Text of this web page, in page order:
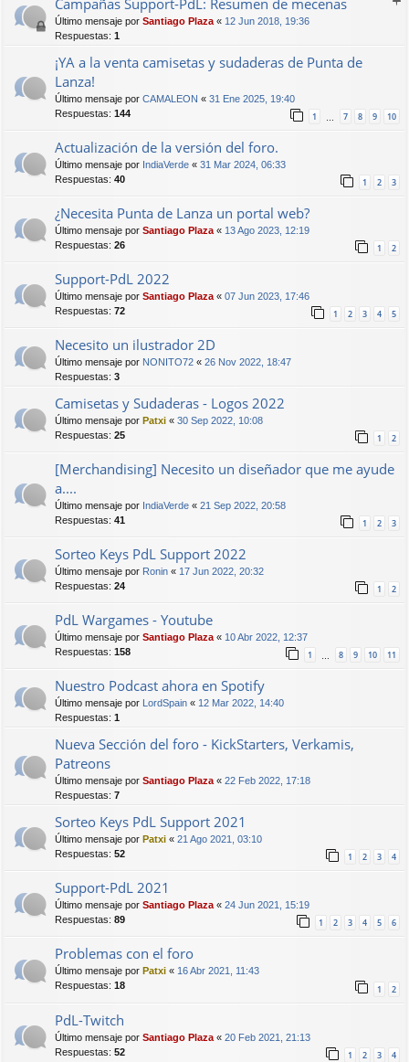
Último mensaje por Santiago Plaza « 12 Jun 2018, 19:36
Respuestas: 1
¡YA a la venta camisetas y sudaderas de Punta de
Lanza!
Último mensaje por CAMALEON « 31 Ene 2025, 19:40
Respuestas: 144 1 7 8 9 10
Actualización de la versión del foro.
Último mensaje por IndiaVerde « 31 Mar 2024, 06:33
Respuestas: 40 1 2 3
¿Necesita Punta de Lanza un portal web?
Último mensaje por Santiago Plaza « 13 Ago 2023, 12:19
Respuestas: 26 1 2
Support-PdL 2022
Último mensaje por Santiago Plaza « 07 Jun 2023, 17:46
Respuestas: 72 1 2 3 4 5
Necesito un ilustrador 2D
Último mensaje por NONITO72 « 26 Nov 2022, 18:47
Respuestas: 3
Camisetas y Sudaderas - Logos 2022
Último mensaje por Patxi « 30 Sep 2022, 10:08
Respuestas: 25 1 2
[Merchandising] Necesito un diseñador que me ayude
a....
Último mensaje por IndiaVerde « 21 Sep 2022, 20:58
Respuestas: 41 1 2 3
Sorteo Keys PdL Support 2022
Último mensaje por Ronin « 17 Jun 2022, 20:32
Respuestas: 24 1 2
PdL Wargames - Youtube
Último mensaje por Santiago Plaza « 10 Abr 2022, 12:37
Respuestas: 158 1 … 8 9 10 11
Nuestro Podcast ahora en Spotify
Último mensaje por LordSpain « 12 Mar 2022, 14:40
Respuestas: 1
Nueva Sección del foro - KickStarters, Verkamis,
Patreons
Último mensaje por Santiago Plaza « 22 Feb 2022, 17:18
Respuestas: 7
Sorteo Keys PdL Support 2021
Último mensaje por Patxi « 21 Ago 2021, 03:10
Respuestas: 52 1 2 3 4
Support-PdL 2021
Último mensaje por Santiago Plaza « 24 Jun 2021, 15:19
Respuestas: 89 1 2 3 4 5 6
Problemas con el foro
Último mensaje por Patxi « 16 Abr 2021, 11:43
Respuestas: 18 1 2
PdL-Twitch
Último mensaje por Santiago Plaza « 20 Feb 2021, 21:13
Respuestas: 52 1 2 3 4